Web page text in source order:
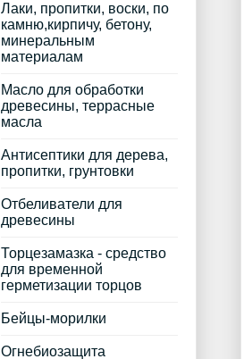
Лаки, пропитки, воски, по
камню,кирпичу, бетону,
минеральным
материалам
Масло для обработки
древесины, террасные
масла
Антисептики для дерева,
пропитки, грунтовки
Отбеливатели для
древесины
Торцезамазка - средство
для временной
герметизации торцов
Бейцы-морилки
Огнебиозащита